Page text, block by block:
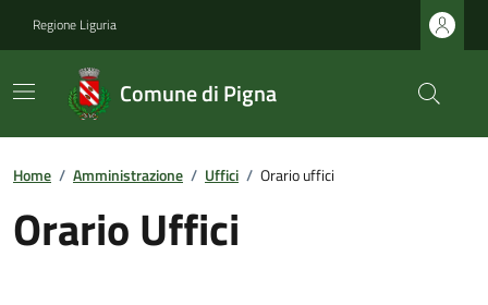
Regione Liguria
Comune di Pigna
Home / Amministrazione / Uffici / Orario uffici
Orario Uffici